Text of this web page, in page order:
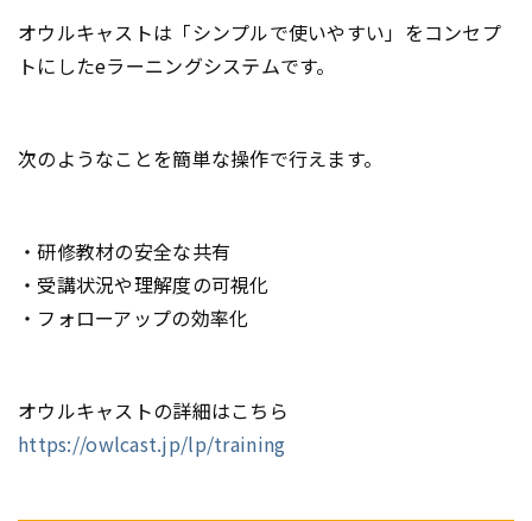
オウルキャストは「シンプルで使いやすい」をコンセプ
トにしたeラーニングシステムです。
次のようなことを簡単な操作で行えます。
・研修教材の安全な共有
・受講状況や理解度の可視化
・フォローアップの効率化
オウルキャストの詳細はこちら
https://owlcast.jp/lp/training